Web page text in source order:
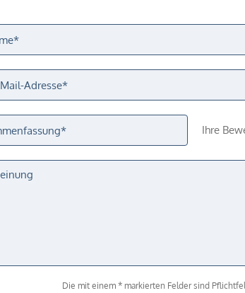
Ihre
Die mit einem * markierten Felder sind